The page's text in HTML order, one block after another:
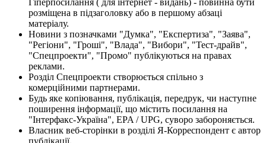
розміщена в підзаголовку або в першому абзаці
матеріалу.
Новини з позначками "Думка", "Експертиза", "Заява",
"Регіони", "Гроші", "Влада", "Вибори", "Тест-драйв",
"Спецпроекти", "Промо" публікуються на правах
реклами.
Розділ Спецпроекти створюється спільно з
комерційними партнерами.
Будь яке копіювання, публікація, передрук, чи наступне
поширення інформації, що містить посилання на
"Інтерфакс-Україна", EPA / UPG, суворо забороняється.
Власник веб-сторінки в розділі Я-Корреспондент є автор
публікації.